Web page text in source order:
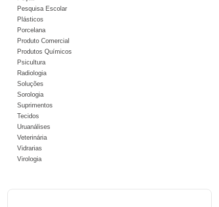
Pesquisa Escolar
Plásticos
Porcelana
Produto Comercial
Produtos Químicos
Psicultura
Radiologia
Soluções
Sorologia
Suprimentos
Tecidos
Uruanálises
Veterinária
Vidrarias
Virologia